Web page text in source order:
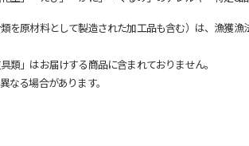
原材料として製造された加工品も含む）は、漁獲
」はお届けする商品に含まれておりません。
る場合があります。